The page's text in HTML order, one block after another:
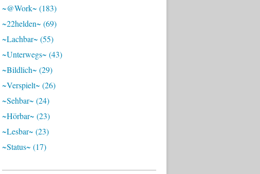
~@work~ (183)
~22helden~ (69)
~lachbar~ (55)
~unterwegs~ (43)
~bildlich~ (29)
~verspielt~ (26)
~sehbar~ (24)
~hörbar~ (23)
~lesbar~ (23)
~status~ (17)